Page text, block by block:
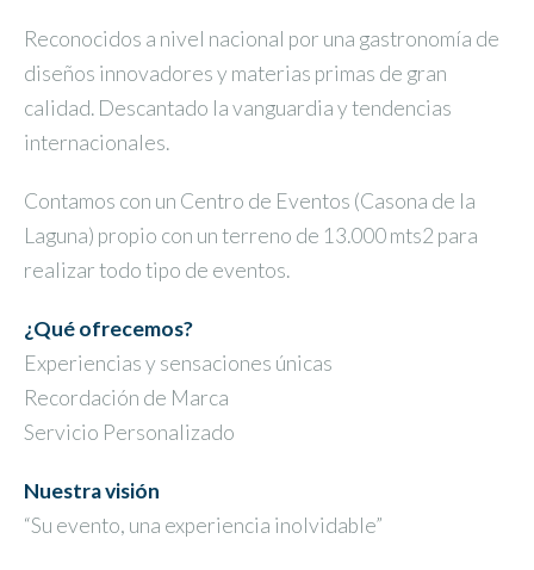
Reconocidos a nivel nacional por una gastronomía de
diseños innovadores y materias primas de gran
calidad. Descantado la vanguardia y tendencias
internacionales.
Contamos con un Centro de Eventos (Casona de la
Laguna) propio con un terreno de 13.000 mts2 para
realizar todo tipo de eventos.
¿Qué ofrecemos?
Experiencias y sensaciones únicas
Recordación de Marca
Servicio Personalizado
Nuestra visión
“Su evento, una experiencia inolvidable”